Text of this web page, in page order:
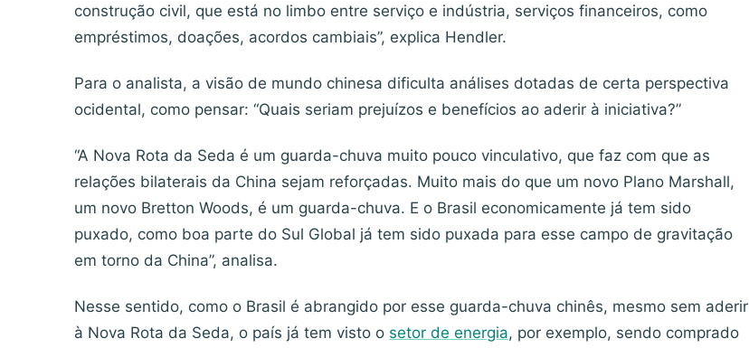
construção civil, que está no limbo entre serviço e indústria, serviços financeiros, como
empréstimos, doações, acordos cambiais”, explica Hendler.
Para o analista, a visão de mundo chinesa dificulta análises dotadas de certa perspectiva
ocidental, como pensar: “Quais seriam prejuízos e benefícios ao aderir à iniciativa?”
“A Nova Rota da Seda é um guarda-chuva muito pouco vinculativo, que faz com que as
relações bilaterais da China sejam reforçadas. Muito mais do que um novo Plano Marshall,
um novo Bretton Woods, é um guarda-chuva. E o Brasil economicamente já tem sido
puxado, como boa parte do Sul Global já tem sido puxada para esse campo de gravitação
em torno da China”, analisa.
Nesse sentido, como o Brasil é abrangido por esse guarda-chuva chinês, mesmo sem aderir
à Nova Rota da Seda, o país já tem visto o setor de energia, por exemplo, sendo comprado